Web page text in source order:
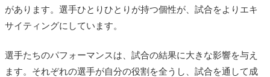
があります。選手ひとりひとりが持つ個性が、試合をよりエキ
サイティングにしています。
選手たちのパフォーマンスは、試合の結果に大きな影響を与え
ます。それぞれの選手が自分の役割を全うし、試合を通して成